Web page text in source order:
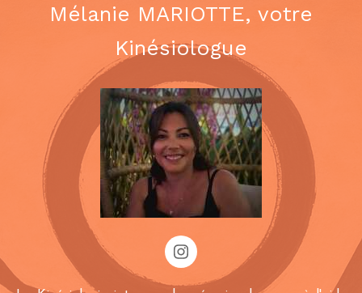
Mélanie MARIOTTE, votre
Kinésiologue